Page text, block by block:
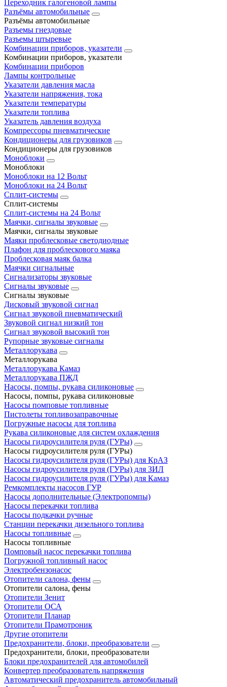
Переходник галогеновой лампы
Разъёмы автомобильные
Разъёмы автомобильные
Разъемы гнездовые
Разъемы штыревые
Комбинации приборов, указатели
Комбинации приборов, указатели
Комбинации приборов
Лампы контрольные
Указатели давления масла
Указатели напряжения, тока
Указатели температуры
Указатели топлива
Указатель давления воздуха
Компрессоры пневматические
Кондиционеры для грузовиков
Кондиционеры для грузовиков
Моноблоки
Моноблоки
Моноблоки на 12 Вольт
Моноблоки на 24 Вольт
Сплит-системы
Сплит-системы
Сплит‑системы на 24 Вольт
Маячки, сигналы звуковые
Маячки, сигналы звуковые
Маяки проблесковые светодиодные
Плафон для проблескового маяка
Проблесковая маяк балка
Маячки сигнальные
Сигнализаторы звуковые
Сигналы звуковые
Сигналы звуковые
Дисковый звуковой сигнал
Сигнал звуковой пневматический
Звуковой сигнал низкий тон
Сигнал звуковой высокий тон
Рупорные звуковые сигналы
Металлорукава
Металлорукава
Металлорукава Камаз
Металлорукава ПЖД
Насосы, помпы, рукава силиконовые
Насосы, помпы, рукава силиконовые
Насосы помповые топливные
Пистолеты топливозаправочные
Погружные насосы для топлива
Рукава силиконовые для систем охлаждения
Насосы гидроусилителя руля (ГУРы)
Насосы гидроусилителя руля (ГУРы)
Насосы гидроусилителя руля (ГУРы) для КрАЗ
Насосы гидроусилителя руля (ГУРы) для ЗИЛ
Насосы гидроусилителя руля (ГУРы) для Камаз
Ремкомплекты насосов ГУР
Насосы дополнительные (Электропомпы)
Насосы перекачки топлива
Насосы подкачки ручные
Станции перекачки дизельного топлива
Насосы топливные
Насосы топливные
Помповый насос перекачки топлива
Погружной топливный насос
Электробензонасос
Отопители салона, фены
Отопители салона, фены
Отопители Зенит
Отопители ОСА
Отопители Планар
Отопители Прамотроник
Другие отопители
Предохранители, блоки, преобразователи
Предохранители, блоки, преобразователи
Блоки предохранителей для автомобилей
Конвертер преобразователь напряжения
Автоматический предохранитель автомобильный